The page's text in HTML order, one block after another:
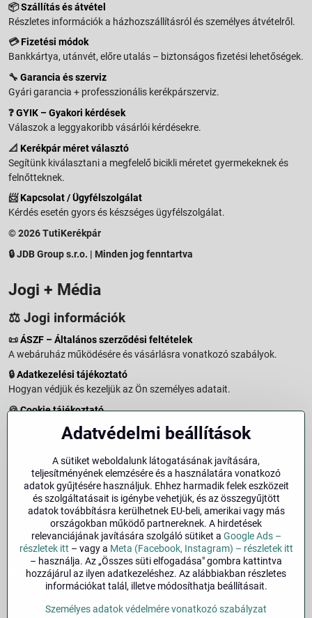
📦Szállítás és átvétel
Részletes információk a házhozszállításról és személyes átvételről.
💳Fizetési módok
Bankkártya, utánvét, előre utalás – biztonságos fizetési lehetőségek.
🔧 Garancia és szerviz
Gyári garancia + professzionális kerékpárszerviz.
❓GYIK – Gyakori kérdések
Válaszok a leggyakoribb vásárlói kérdésekre.
📐 Kerékpár méret választó
Segítünk kiválasztani a megfelelő bicikli méretet gyermekeknek és
felnőtteknek.
📨Kapcsolat / Ügyfélszolgálat
Kérdés esetén gyors és készséges ügyfélszolgálat.
© 2026 TutiKerékpár
🔒 JDB Group s.r.o. | Minden jog fenntartva
Jogi + Média
⚖️ Jogi információk
📜ÁSZF – Általános szerződési feltételek
A webáruház működésére és vásárlásra vonatkozó szabályok.
🔒Adatkezelési tájékoztató
Hogyan védjük és kezeljük az Ön személyes adatait.
🍪Cookie tájékoztató
A weboldalon használt sütikről és adatkezelésről.
Vásárlástól való elállás menete és feltételei.
Elállás a szerződéstől
Impresszum
Üzemeltetői adatok és jogi tudnivalók.
🔐Biztonság
Facebook Instagram
Adatvédelmi beállítások
A sütiket weboldalunk látogatásának javítására,
teljesítményének elemzésére és a használatára vonatkozó
adatok gyűjtésére használjuk. Ehhez harmadik felek eszközeit
és szolgáltatásait is igénybe vehetjük, és az összegyűjtött
adatok továbbításra kerülhetnek EU-beli, amerikai vagy más
országokban működő partnereknek. A hirdetések
relevanciájának javítására szolgáló sütiket a Google Ads –
részletek itt – vagy a Meta (Facebook, Instagram) – részletek itt
– használja. Az „Összes süti elfogadása" gombra kattintva
hozzájárul az ilyen adatkezeléshez. Az alábbiakban részletes
információkat talál, illetve módosíthatja beállításait.
Személyes adatok védelmére vonatkozó szabályzat